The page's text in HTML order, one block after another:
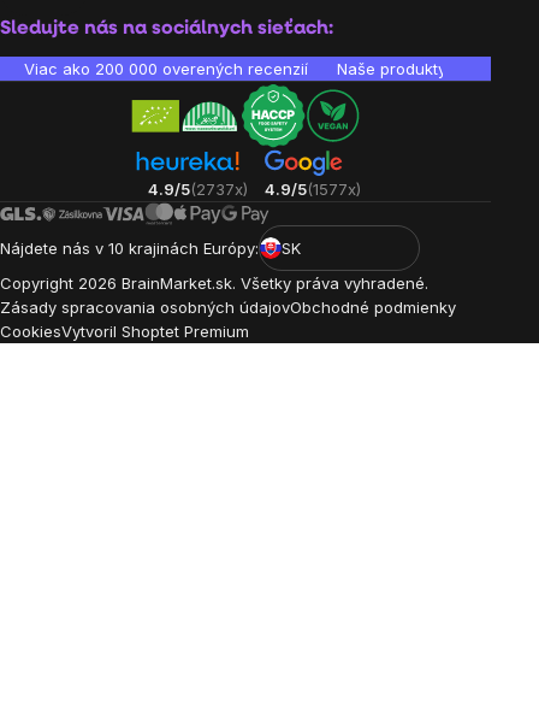
Sledujte nás na sociálnych sieťach:
Viac ako 200 000 overených recenzií Naše produkty sú
4.9/5(2737x) 4.9/5(1577x)
Nájdete nás v 10 krajinách Európy:
SK
Copyright 2026 BrainMarket.sk. Všetky práva vyhradené.
Zásady spracovania osobných údajovObchodné podmienky
CookiesVytvoril Shoptet Premium